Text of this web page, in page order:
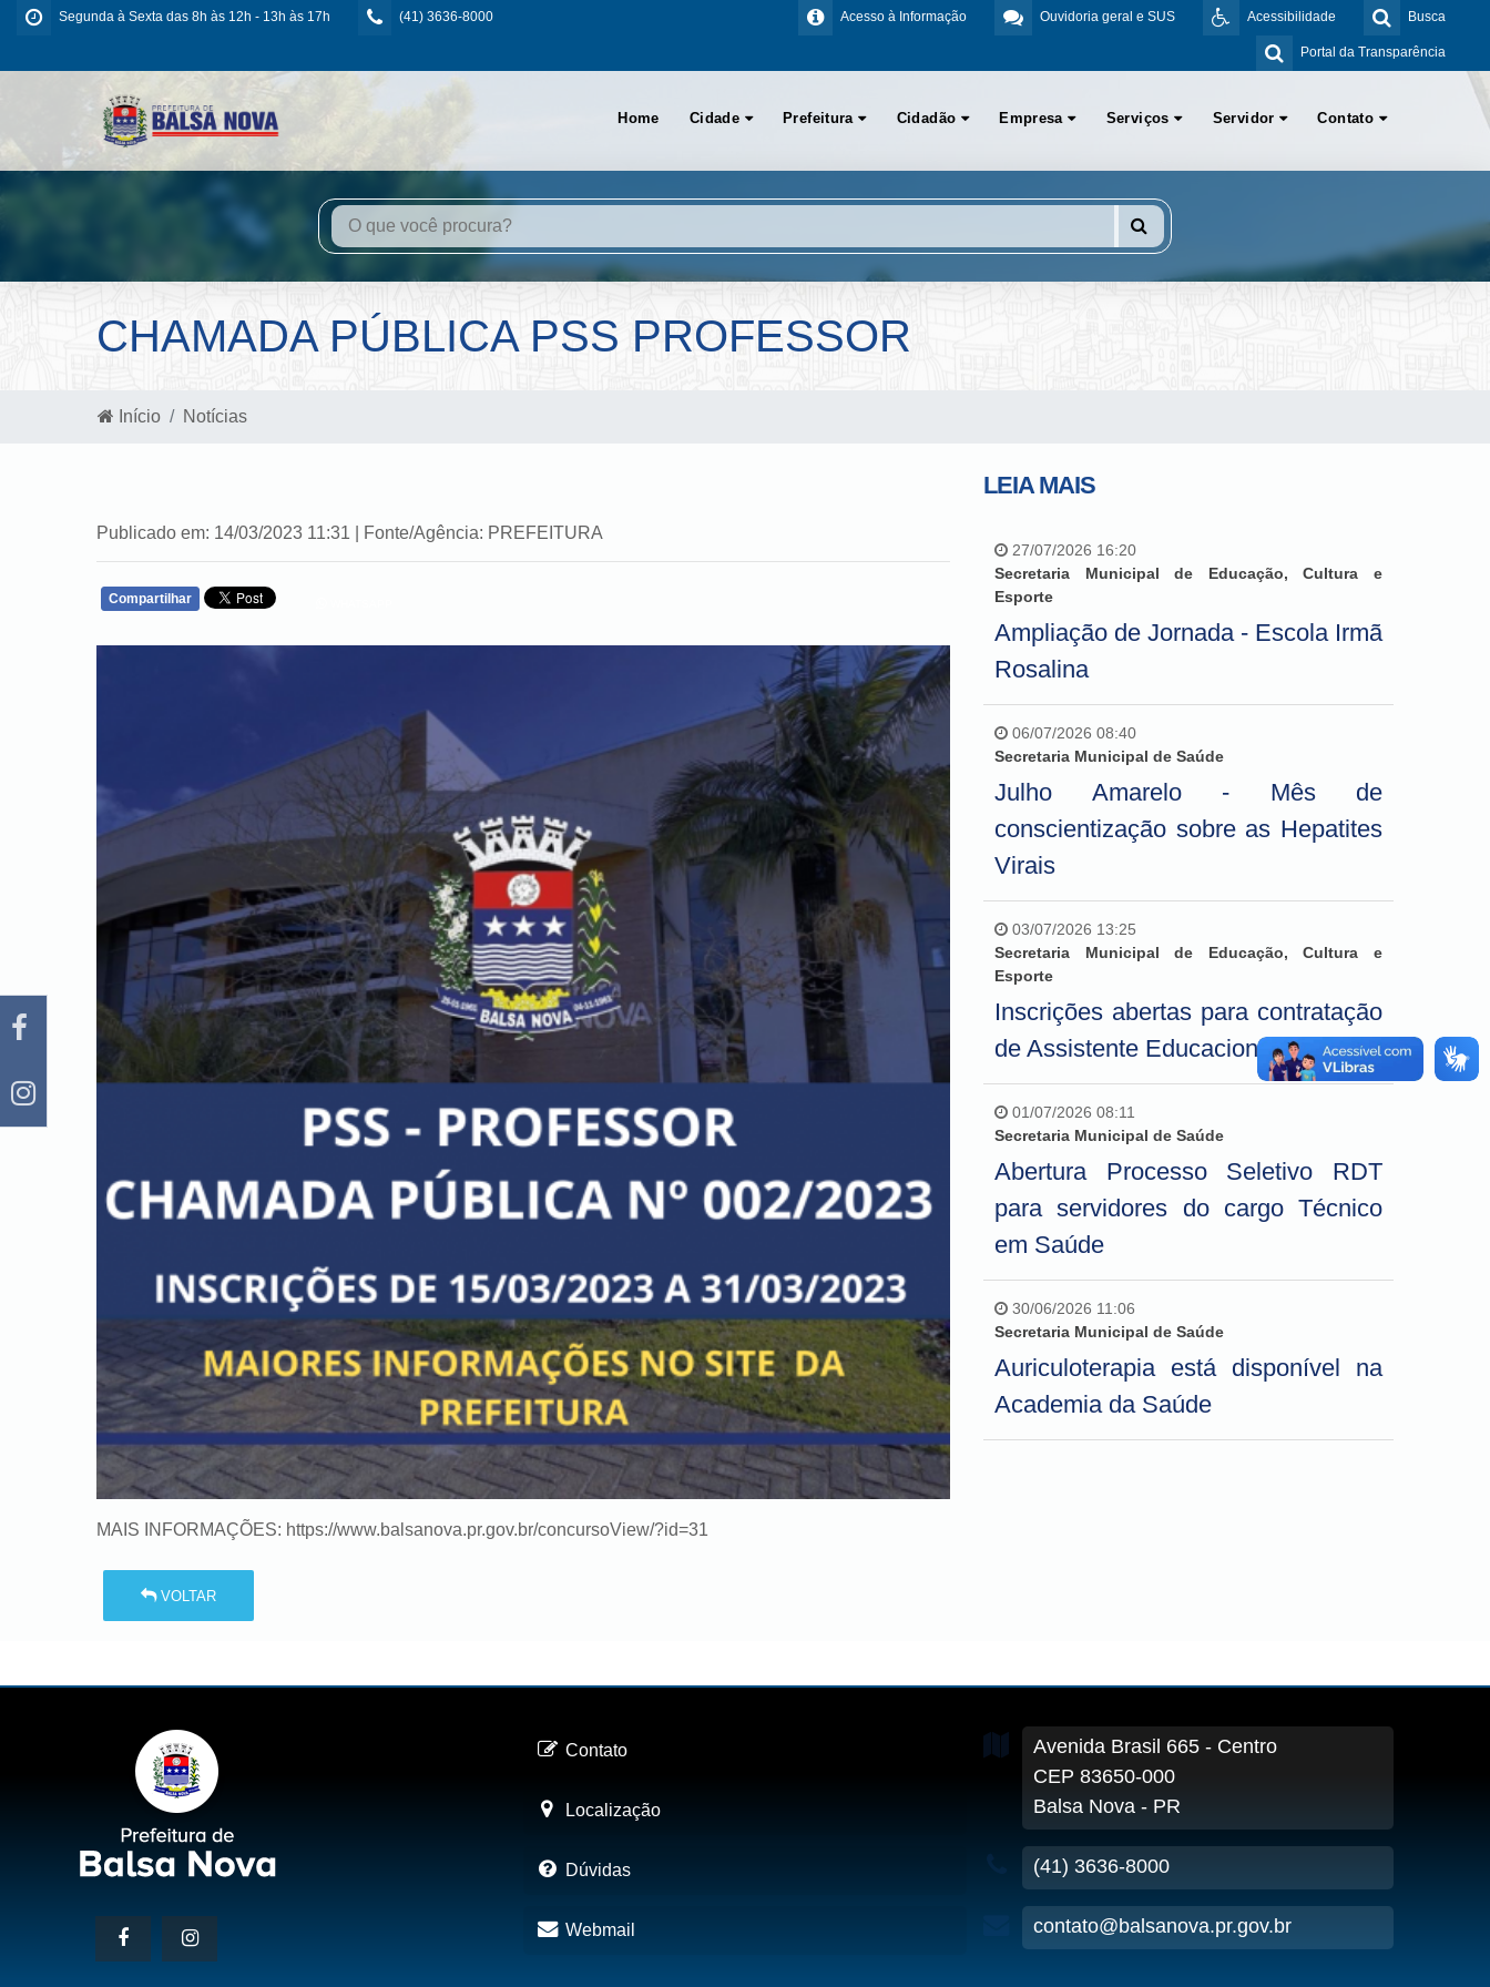
Segunda à Sexta das 8h às 12h - 13h às 17h (41) 3636-8000 Busca
Acessibilidade
Ouvidoria geral e SUS
Acesso à Informação
Portal da Transparência
Home Cidade Prefeitura Cidadão Empresa Serviços Servidor Contato
CHAMADA PÚBLICA PSS PROFESSOR
Início Notícias
Publicado em: 14/03/2023 11:31 | Fonte/Agência: PREFEITURA
Compartilhar
MAIS INFORMAÇÕES: https://www.balsanova.pr.gov.br/concursoView/?id=31
VOLTAR
LEIA MAIS
27/07/2026 16:20
Secretaria Municipal de Educação, Cultura e
Esporte
Ampliação de Jornada - Escola Irmã
Rosalina
06/07/2026 08:40
Secretaria Municipal de Saúde
Julho Amarelo - Mês de
conscientização sobre as Hepatites
Virais
03/07/2026 13:25
Secretaria Municipal de Educação, Cultura e
Esporte
Inscrições abertas para contratação
de Assistente Educacional
01/07/2026 08:11
Secretaria Municipal de Saúde
Abertura Processo Seletivo RDT
para servidores do cargo Técnico
em Saúde
30/06/2026 11:06
Secretaria Municipal de Saúde
Auriculoterapia está disponível na
Academia da Saúde
Contato
Localização
Dúvidas
Webmail
Avenida Brasil 665 - Centro
CEP 83650-000
Balsa Nova - PR
(41) 3636-8000
contato@balsanova.pr.gov.br